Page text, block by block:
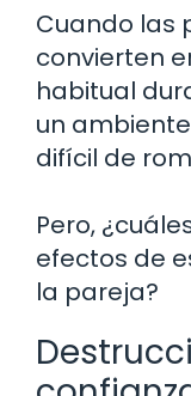
Cuando las
convierten
habitual
un
difícil de
Pero,
efectos de
la pareja?